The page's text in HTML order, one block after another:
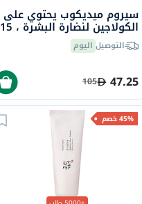
سيروم ميديكوب يحتوي على
الكولاجين لنضارة البشرة ، 15
ملالتوصيل اليوم
47.25
105
45% خصم